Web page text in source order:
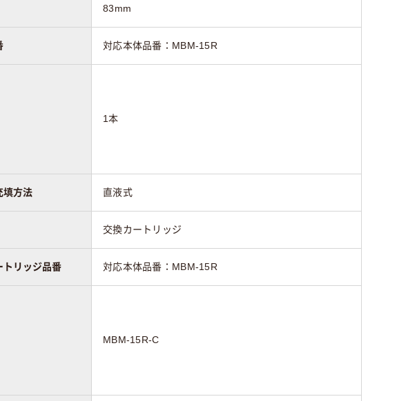
83mm
対応本体品番：MBM-15R
1本
填方法 直液式
交換カートリッジ
トリッジ品番 対応本体品番：MBM-15R
MBM-15R-C